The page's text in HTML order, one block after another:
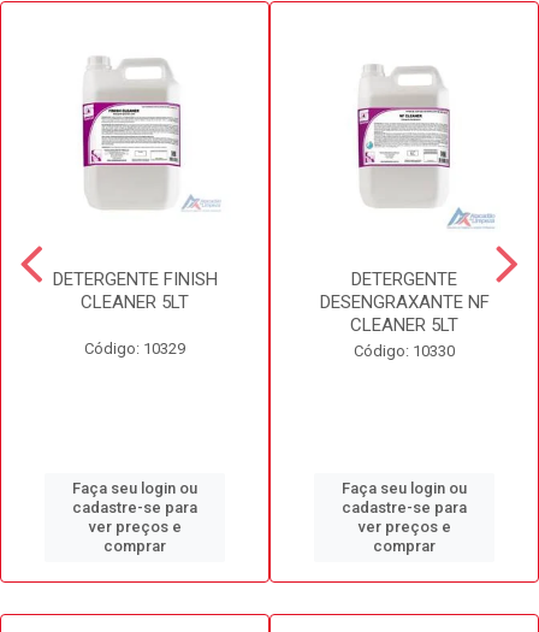
DETERGENTE FINISH
CLEANER 5LT
Código: 10329
Faça seu login ou
cadastre-se para
ver preços e
comprar
DETERGENTE
DESENGRAXANTE NF
CLEANER 5LT
Código: 10330
Faça seu login ou
cadastre-se para
ver preços e
comprar